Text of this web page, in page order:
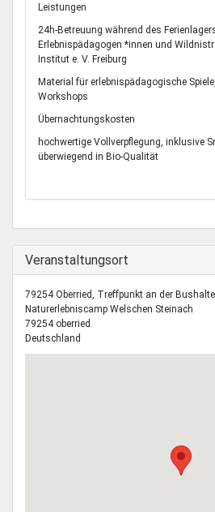
Leistungen
24h-Betreuung während des
Erlebnispädagogen *innen und
Institut e. V. Freiburg
Material für erlebnispädagogische
Workshops
Übernachtungskosten
hochwertige Vollverpflegung, inklusive
überwiegend in Bio-Qualität
Ausblenden
Veranstaltungsort
79254 Oberried, Treffpunkt an der
Naturerlebniscamp Welschen Steinach
79254 oberried
Deutschland